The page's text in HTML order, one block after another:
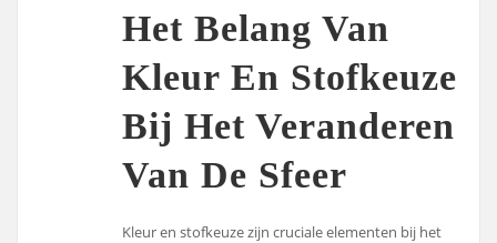
Het Belang Van
Kleur En Stofkeuze
Bij Het Veranderen
Van De Sfeer
Kleur en stofkeuze zijn cruciale elementen bij het